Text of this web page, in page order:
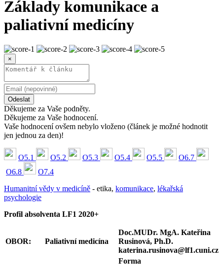
Základy komunikace a
paliativní medicíny
×
Odeslat
Děkujeme za Vaše podněty.
Děkujeme za Vaše hodnocení.
Vaše hodnocení ovšem nebylo vloženo (článek je možné hodnotit
jen jednou za den)!
O5.1 O5.2 O5.3 O5.4 O5.5
O6.7
O6.8
O7.4
Humanitní vědy v medicíně - etika, komunikace, lékařská
psychologie
Profil absolventa LF1 2020+
OBOR: Paliativní medicína
Doc.MUDr. MgA. Kateřina
Rusinová, Ph.D.
katerina.rusinova@lf1.cuni.cz
Forma